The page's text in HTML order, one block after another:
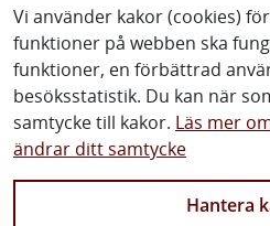
Vi använder kakor (cookies)
funktioner på webben ska
funktioner, en förbättrad
besöksstatistik. Du kan när
samtycke till kakor. Läs mer
ändrar ditt samtycke
Hantera
Följ oss
Facebook Youtube